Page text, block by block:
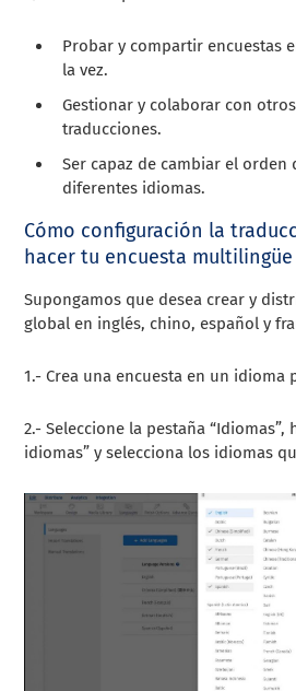
Probar y compartir encuestas
la vez.
Gestionar y colaborar con
traducciones.
Ser capaz de cambiar el orden
diferentes idiomas.
Cómo configuración la
hacer tu encuesta multilingüe
Supongamos que desea crear y
global en inglés, chino, español y
1.- Crea una encuesta en un idioma
2.- Seleccione la pestaña “Idiomas”,
idiomas” y selecciona los idiomas